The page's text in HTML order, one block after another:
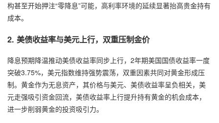
构甚至开始押注“零降息”可能，高利率环境的延续显著抬高贵金持有
成本。
2. 美债收益率与美元上行，双重压制金价
降息预期降温推动美债收益率同步上行，2年期美国国债收益率一度
突破3.75%，美元指数维持强势震荡，双重因素共同对黄金形成压
制。黄金作为无息资产，其价格与美元、美债收益率呈负相关，美
元走强吸引资金回流，美债收益率上行提升持有黄金的机会成本，
进一步削弱黄金的投资吸引力。